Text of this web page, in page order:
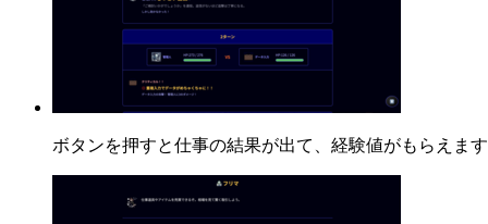
ボタンを押すと仕事の結果が出て、経験値がもらえます